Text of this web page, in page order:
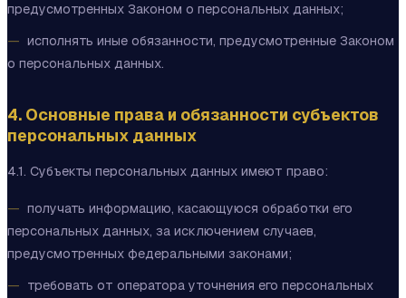
предусмотренных Законом о персональных данных;
исполнять иные обязанности, предусмотренные Законом
о персональных данных.
4. Основные права и обязанности субъектов
персональных данных
4.1. Субъекты персональных данных имеют право:
получать информацию, касающуюся обработки его
персональных данных, за исключением случаев,
предусмотренных федеральными законами;
требовать от оператора уточнения его персональных